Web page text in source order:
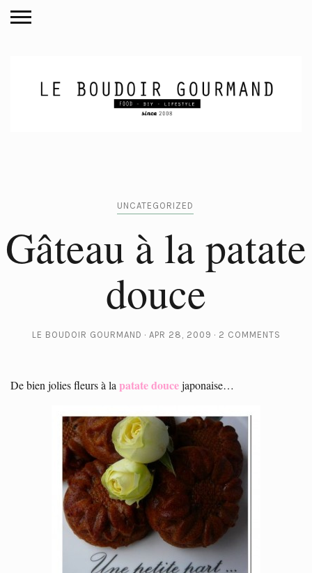
UNCATEGORIZED
Gâteau à la patate
douce
LE BOUDOIR GOURMAND APR 28, 2009 2 COMMENTS
De bien jolies fleurs à la patate doucejaponaise…